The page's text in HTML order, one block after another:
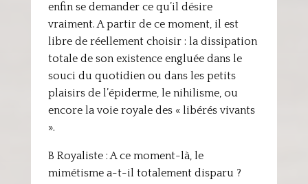
enfin se demander ce qu’il désire
vraiment. A partir de ce moment, il est
libre de réellement choisir : la dissipation
totale de son existence engluée dans le
souci du quotidien ou dans les petits
plaisirs de l’épiderme, le nihilisme, ou
encore la voie royale des « libérés vivants
».
B Royaliste : A ce moment-là, le
mimétisme a-t-il totalement disparu ?